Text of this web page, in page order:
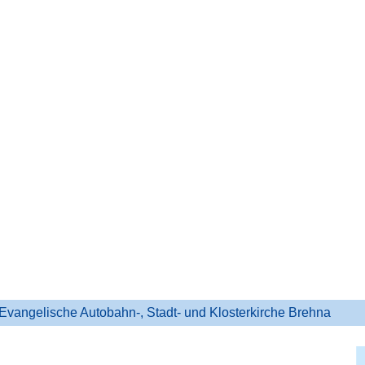
Evangelische Autobahn-, Stadt- und Klosterkirche Brehna